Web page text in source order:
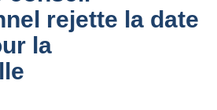
rejette la date
la